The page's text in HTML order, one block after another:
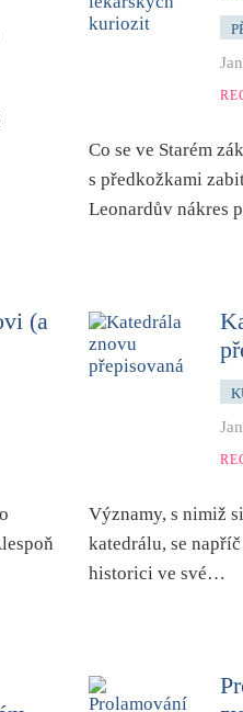
Co se ve Starém
s předkožkami
Leonardův nákres
(a
Významy, s nimiž
katedrálu, se
historici ve své…